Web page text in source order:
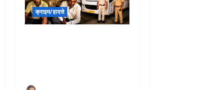
क्राइम/हादसे